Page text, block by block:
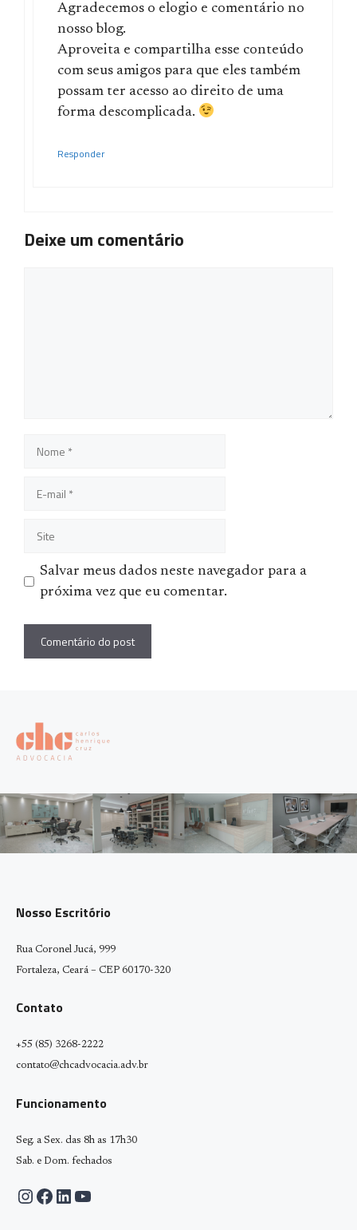
Agradecemos o elogio e comentário no
nosso blog.
Aproveita e compartilha esse conteúdo
com seus amigos para que eles também
possam ter acesso ao direito de uma
forma descomplicada.
Responder
Deixe um comentário
mail
Salvar meus dados neste navegador para a
próxima vez que eu comentar.
Nosso Escritório
Rua Coronel Jucá, 999
Fortaleza, Ceará – CEP 60170-320
Contato
+55 (85) 3268-2222
contato@chcadvocacia.adv.br
Funcionamento
Seg. a Sex. das 8h as 17h30
Sab. e Dom. fechados
Instagram
Facebook
LinkedIn
Youtube